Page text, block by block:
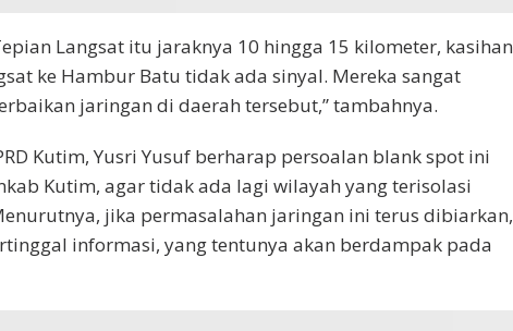
Langsat itu jaraknya 10 hingga 15 kilometer, kasihan
ke Hambur Batu tidak ada sinyal. Mereka sangat
jaringan di daerah tersebut,” tambahnya.
Kutim, Yusri Yusuf berharap persoalan blank spot ini
Kutim, agar tidak ada lagi wilayah yang terisolasi
jika permasalahan jaringan ini terus dibiarkan,
informasi, yang tentunya akan berdampak pada